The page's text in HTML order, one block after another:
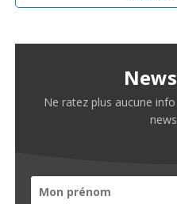
Ne ratez plus aucune